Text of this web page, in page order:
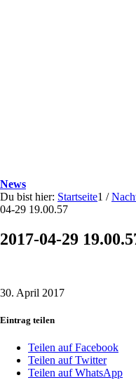
News
Du bist hier: Startseite1 /
04-29 19.00.57
2017-04-29
30. April 2017
Eintrag teilen
Teilen auf Facebook
Teilen auf Twitter
Teilen auf WhatsApp